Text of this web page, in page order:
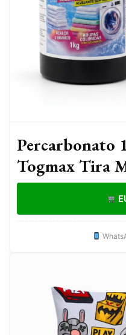
Percarbonato
Togmax Tira
Brancas
Segurança e